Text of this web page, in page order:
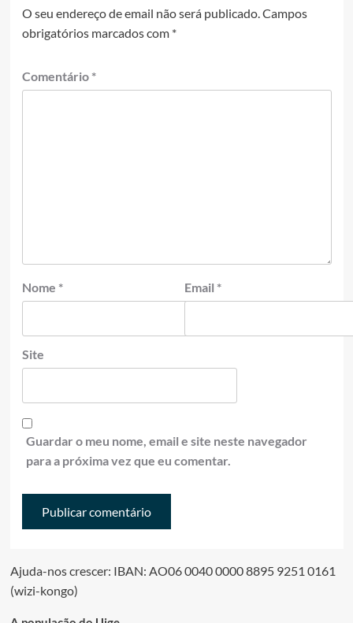
O seu endereço de email não será publicado.Campos
obrigatórios marcados com *
Comentário *
Nome * Email *
Site
Guardar o meu nome, email e site neste navegador
para a próxima vez que eu comentar.
Ajuda-nos crescer: IBAN: AO06 0040 0000 8895 9251 0161
(wizi-kongo)